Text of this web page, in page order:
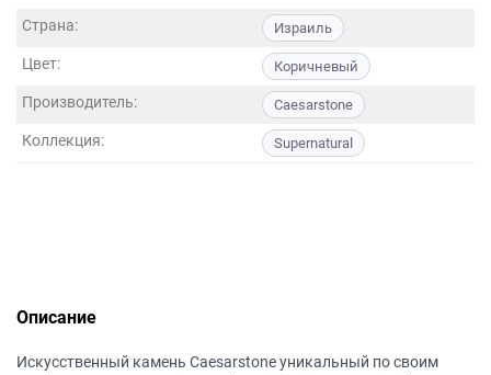
Страна: Израиль
Цвет: Коричневый
Производитель: Caesarstone
Коллекция: Supernatural
Описание
Искусственный камень Caesarstone уникальный по своим